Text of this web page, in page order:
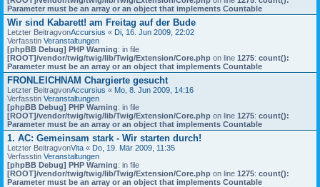
Parameter must be an array or an object that implements Countable
Wir sind Kabarett! am Freitag auf der Bude
Letzter BeitragvonAccursius « Di, 16. Jun 2009, 22:02
Verfasstin Veranstaltungen
[phpBB Debug] PHP Warning: in file
[ROOT]/vendor/twig/twig/lib/Twig/Extension/Core.php on line 1275: count():
Parameter must be an array or an object that implements Countable
FRONLEICHNAM Chargierte gesucht
Letzter BeitragvonAccursius « Mo, 8. Jun 2009, 14:16
Verfasstin Veranstaltungen
[phpBB Debug] PHP Warning: in file
[ROOT]/vendor/twig/twig/lib/Twig/Extension/Core.php on line 1275: count():
Parameter must be an array or an object that implements Countable
1. AC: Gemeinsam stark - Wir starten durch!
Letzter BeitragvonVita « Do, 19. Mär 2009, 11:35
Verfasstin Veranstaltungen
[phpBB Debug] PHP Warning: in file
[ROOT]/vendor/twig/twig/lib/Twig/Extension/Core.php on line 1275: count():
Parameter must be an array or an object that implements Countable